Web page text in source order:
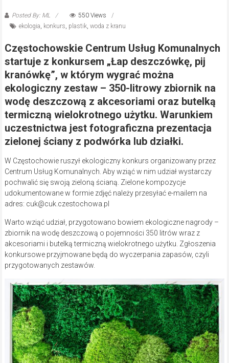
Posted By: ML
550 Views
ekologia konkurs plastik, woda z kranu
Częstochowskie Centrum Usług Komunalnych
startuje z konkursem „Łap deszczówkę, pij
kranówkę”, w którym wygrać można
ekologiczny zestaw – 350-litrowy zbiornik na
wodę deszczową z akcesoriami oraz butelką
termiczną wielokrotnego użytku. Warunkiem
uczestnictwa jest fotograficzna prezentacja
zielonej ściany z podwórka lub działki.
W Częstochowie ruszył ekologiczny konkurs organizowany przez
Centrum Usług Komunalnych. Aby wziąć w nim udział wystarczy
pochwalić się swoją zieloną ścianą. Zielone kompozycje
udokumentowane w formie zdjęć należy przesyłać e-mailem na
adres: cuk@cuk.czestochowa.pl
Warto wziąć udział, przygotowano bowiem ekologiczne nagrody –
zbiornik na wodę deszczową o pojemności 350 litrów wraz z
akcesoriami i butelką termiczną wielokrotnego użytku. Zgłoszenia
konkursowe przyjmowane będą do wyczerpania zapasów, czyli
przygotowanych zestawów.